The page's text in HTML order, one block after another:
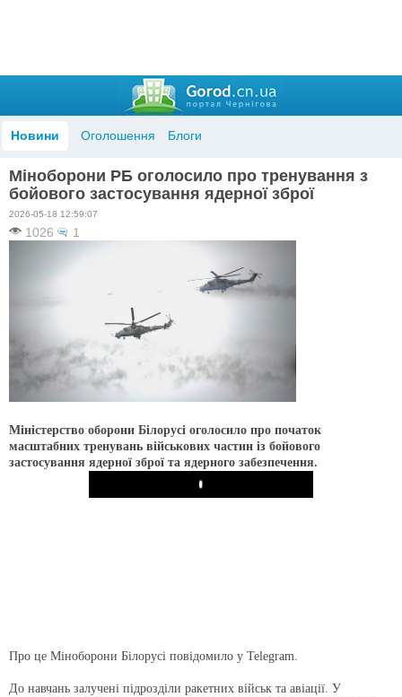
Новини Оголошення Блоги
Міноборони РБ оголосило про тренування з
бойового застосування ядерної зброї
2026-05-18 12:59:07
1026 1
Міністерство оборони Білорусі оголосило про початок
масштабних тренувань військових частин із бойового
застосування ядерної зброї та ядерного забезпечення.
Play
Про це Міноборони Білорусі повідомило у Telegram.
До навчань залучені підрозділи ракетних військ та авіації. У